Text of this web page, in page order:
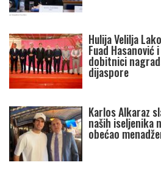
Hulija Velilja
Fuad Hasanović
dobitnici
dijaspore
Karlos Alkaraz
naših iseljenika
obećao